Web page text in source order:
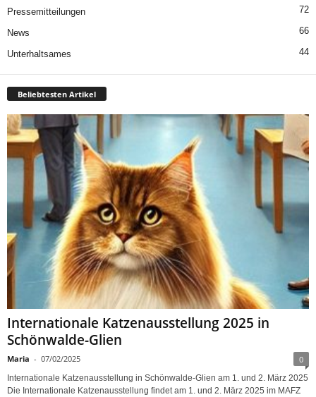
Pressemitteilungen 72
News 66
Unterhaltsames 44
Beliebtesten Artikel
Internationale Katzenausstellung 2025 in
Schönwalde-Glien
Maria - 07/02/2025 0
Internationale Katzenausstellung in Schönwalde-Glien am 1. und 2. März 2025
Die Internationale Katzenausstellung findet am 1. und 2. März 2025 im MAFZ